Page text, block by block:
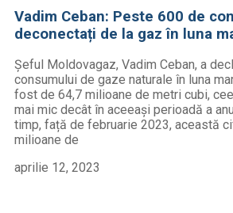
Vadim Ceban: Peste 600 de
deconectați de la gaz în luna
Șeful Moldovagaz, Vadim Ceban, a
consumului de gaze naturale în luna
fost de 64,7 milioane de metri cubi,
mai mic decât în aceeași perioadă a
timp, față de februarie 2023, această
milioane de
aprilie 12, 2023